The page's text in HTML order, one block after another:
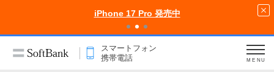
iPhone 17 Pro 発売中
スマートフォン
携帯電話
MENU